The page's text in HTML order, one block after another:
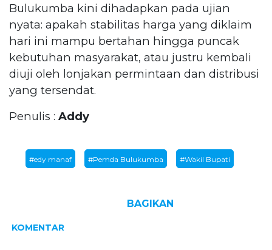
Bulukumba kini dihadapkan pada ujian
nyata: apakah stabilitas harga yang diklaim
hari ini mampu bertahan hingga puncak
kebutuhan masyarakat, atau justru kembali
diuji oleh lonjakan permintaan dan distribusi
yang tersendat.
Penulis : Addy
#edy manaf #Pemda Bulukumba #Wakil Bupati
BAGIKAN
KOMENTAR